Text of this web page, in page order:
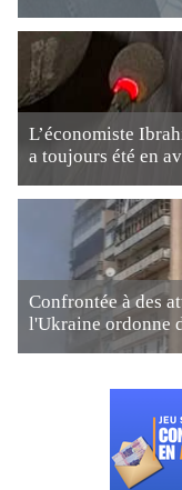
L’économiste
a toujours été en
Confrontée à des
l'Ukraine ordonne